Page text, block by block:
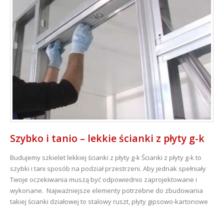
Szybko i tanio – lekkie ścianki z płyty g-k
Budujemy szkielet lekkiej ścianki z płyty g-k Ścianki z płyty g-k to
szybki i tani sposób na podział przestrzeni. Aby jednak spełniały
Twoje oczekiwania muszą być odpowiednio zaprojektowane i
wykonane. Najważniejsze elementy potrzebne do zbudowania
takiej ścianki działowej to stalowy ruszt, płyty gipsowo-kartonowe